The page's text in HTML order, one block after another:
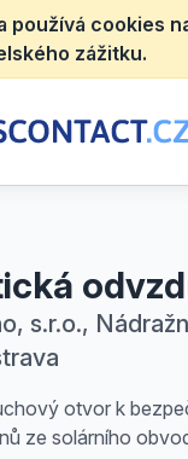
používá cookies
zážitku.
s.r.o.,
otvor k
ze solárního